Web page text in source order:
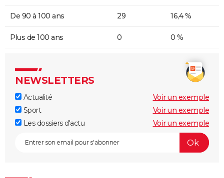
De 90 à 100 ans 29 16,4 %
Plus de 100 ans 0 0 %
NEWSLETTERS
Actualité
Voir un exemple
Sport
Voir un exemple
Les dossiers d'actu
Voir un exemple